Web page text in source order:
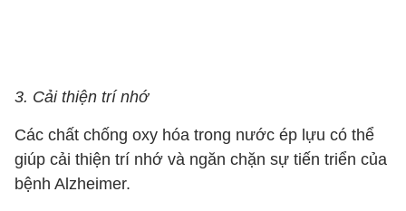
3. Cải thiện trí nhớ
Các chất chống oxy hóa trong nước ép lựu có thể
giúp cải thiện trí nhớ và ngăn chặn sự tiến triển của
bệnh Alzheimer.